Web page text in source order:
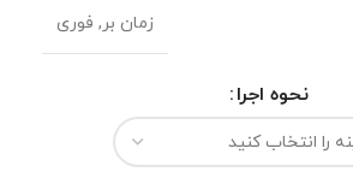
زمان بر, فوری
نحوه اجرا